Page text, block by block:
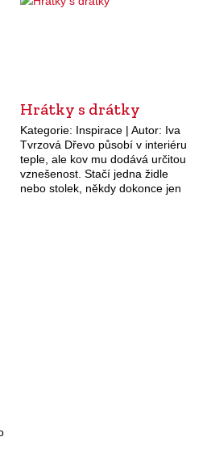
Hrátky s drátky
Kategorie: Inspirace | Autor: Iva
Tvrzová Dřevo působí v interiéru
teple, ale kov mu dodává určitou
vznešenost. Stačí jedna židle
nebo stolek, někdy dokonce jen